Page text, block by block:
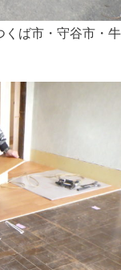
くば市・守谷市・